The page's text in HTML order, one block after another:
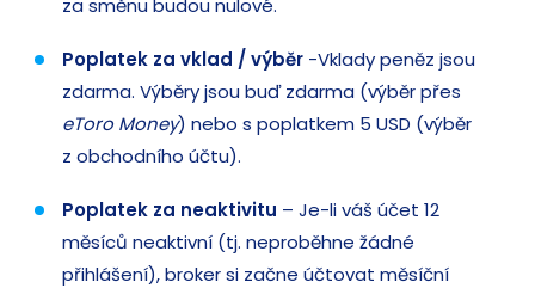
Poplatek za vklad / výběr -Vklady peněz jsou
zdarma. Výběry jsou buď zdarma (výběr přes
eToro Money) nebo s poplatkem 5 USD (výběr
z obchodního účtu).
Poplatek za neaktivitu – Je-li váš účet 12
měsíců neaktivní (tj. neproběhne žádné
přihlášení), broker si začne účtovat měsíční